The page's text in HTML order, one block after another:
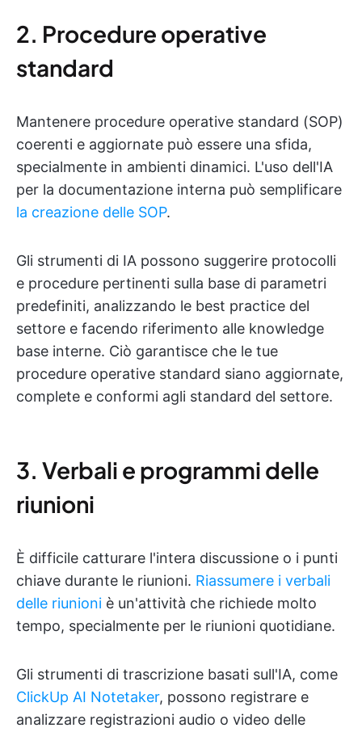
2. Procedure operative
standard
Mantenere procedure operative standard (SOP)
coerenti e aggiornate può essere una sfida,
specialmente in ambienti dinamici. L'uso dell'IA
per la documentazione interna può semplificare
la creazione delle SOP.
Gli strumenti di IA possono suggerire protocolli
e procedure pertinenti sulla base di parametri
predefiniti, analizzando le best practice del
settore e facendo riferimento alle knowledge
base interne. Ciò garantisce che le tue
procedure operative standard siano aggiornate,
complete e conformi agli standard del settore.
3. Verbali e programmi delle
riunioni
È difficile catturare l'intera discussione o i punti
chiave durante le riunioni. Riassumere i verbali
delle riunioni è un'attività che richiede molto
tempo, specialmente per le riunioni quotidiane.
Gli strumenti di trascrizione basati sull'IA, come
ClickUp AI Notetaker, possono registrare e
analizzare registrazioni audio o video delle